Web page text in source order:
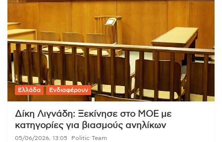
Ελλάδα Ενδιαφέρουν
Δίκη Λιγνάδη: Ξεκίνησε στο ΜΟΕ με
κατηγορίες για βιασμούς ανηλίκων
05/06/2026, 13:05 Politic Team